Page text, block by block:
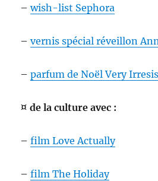
–wish-list Sephora
–vernis spécial réveillon
–parfum de Noël Very
¤ de la culture avec :
–film Love Actually
–film The Holiday